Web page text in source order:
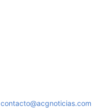
contacto@acgnoticias.com